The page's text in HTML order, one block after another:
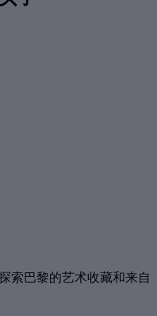
索巴黎的艺术收藏和来自